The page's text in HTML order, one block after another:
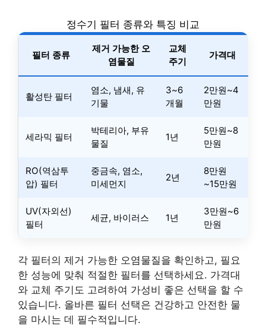
정수기 필터 종류와 특징 비교
필터 종류
제거 가능한 오
염물질
교체
주기
가격대
활성탄 필터
염소, 냄새, 유
기물
3~6
개월
2만원~4
만원
세라믹 필터
박테리아, 부유
물질
1년
5만원~8
만원
RO(역삼투
압) 필터
중금속, 염소,
미세먼지
2년
8만원
~15만원
UV(자외선)
필터
세균, 바이러스 1년
3만원~6
만원
각 필터의 제거 가능한 오염물질을 확인하고, 필요
한 성능에 맞춰 적절한 필터를 선택하세요. 가격대
와 교체 주기도 고려하여 가성비 좋은 선택을 할 수
있습니다. 올바른 필터 선택은 건강하고 안전한 물
을 마시는 데 필수적입니다.